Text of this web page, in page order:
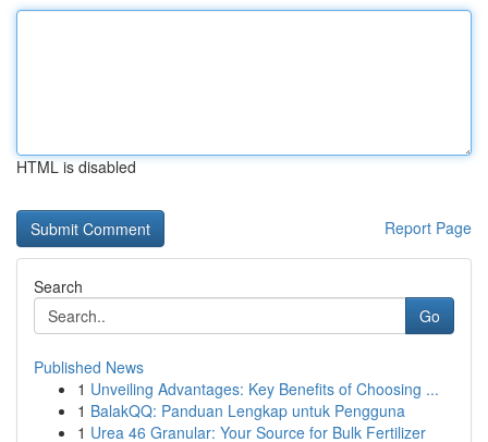
HTML is disabled
Report Page
Search
Go
Published News
1 Unveiling Advantages: Key Benefits of Choosing ...
1 BalakQQ: Panduan Lengkap untuk Pengguna
1 Urea 46 Granular: Your Source for Bulk Fertilizer